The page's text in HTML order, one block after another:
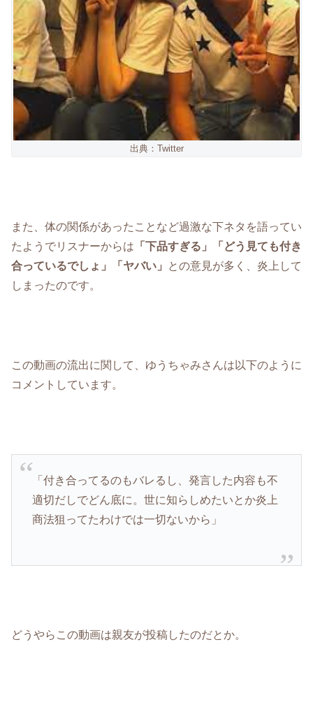
出典：Twitter
また、体の関係があったことなど過激な下ネタを語ってい
たようでリスナーからは 「下品すぎる」「どう見ても付き
合っているでしょ」「ヤバい」
との意見が多く、炎上して
しまったのです。
この動画の流出に関して、ゆうちゃみさんは以下のように
コメントしています。
「付き合ってるのもバレるし、発言した内容も不
適切だしでどん底に。世に知らしめたいとか炎上
商法狙ってたわけでは一切ないから」
どうやらこの動画は親友が投稿したのだとか。